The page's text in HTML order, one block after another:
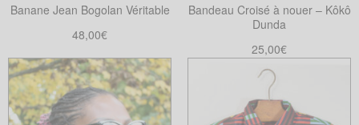
Banane Jean Bogolan Véritable
48,00€
Bandeau Croisé à nouer – Kôkô
Dunda
25,00€
Choix des options
Ce
produit
a